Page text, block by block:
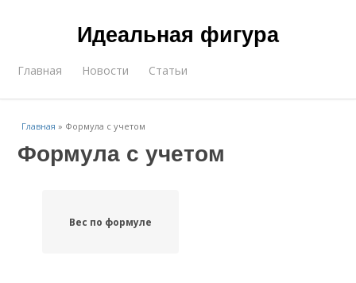
Идеальная фигура
Главная Новости Статьи
Главная » Формула с учетом
Формула с учетом
Вес по формуле